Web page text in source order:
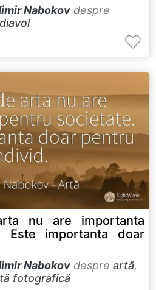
Nabokov despre
diavol
nu are importanta
Este importanta doar
Nabokov despre artă,
fotografică